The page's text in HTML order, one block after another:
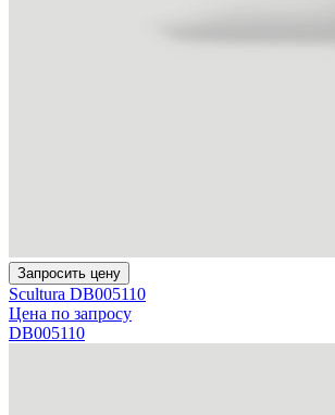
Запросить цену
Scultura DB005110
Цена по запросу
DB005110